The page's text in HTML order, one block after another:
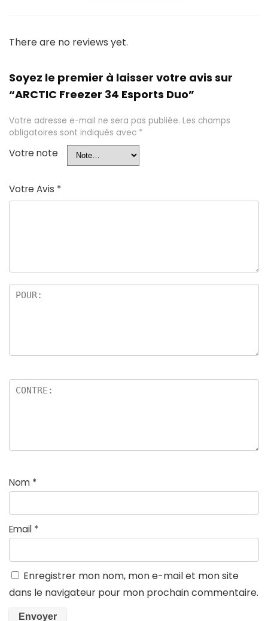
There are no reviews yet.
Soyez le premier à laisser votre avis sur
“ARCTIC Freezer 34 Esports Duo”
Votre adresse e-mail ne sera pas publiée. Les champs
obligatoires sont indiqués avec *
Votre note
Votre Avis *
Nom *
Email *
Enregistrer mon nom, mon e-mail et mon site
dans le navigateur pour mon prochain commentaire.